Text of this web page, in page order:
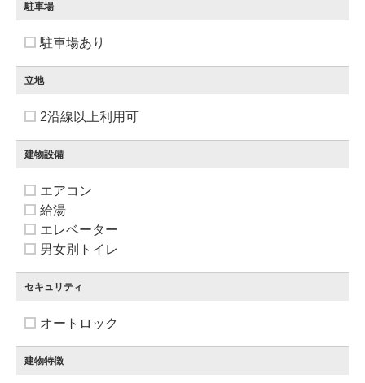
駐車場
駐車場あり
立地
2沿線以上利用可
建物設備
エアコン
給湯
エレベーター
男女別トイレ
セキュリティ
オートロック
建物特徴